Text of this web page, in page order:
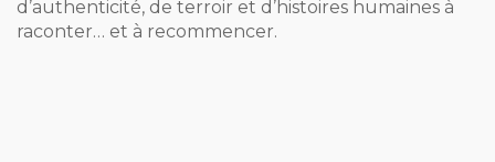
d’authenticité, de terroir et d’histoires humaines à
raconter… et à recommencer.